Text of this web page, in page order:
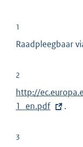
1
Raadpleegbaar
2
E
x
e
http://
1_en.pdf
.
3